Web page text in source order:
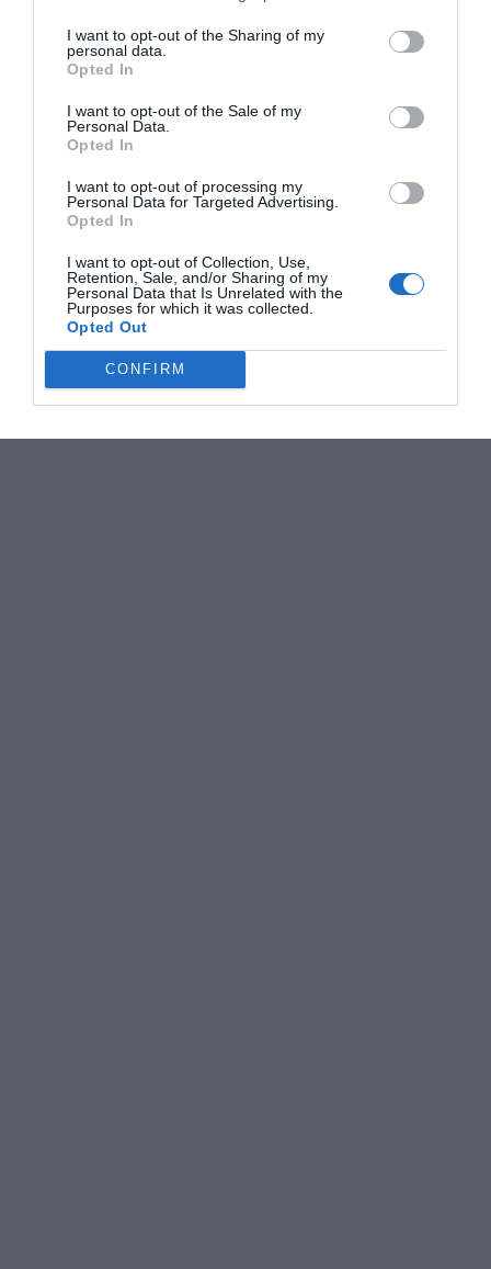
I want to opt-out of the Sharing of my
personal data.
Opted In
I want to opt-out of the Sale of my
Personal Data.
Opted In
I want to opt-out of processing my
Personal Data for Targeted Advertising.
Opted In
I want to opt-out of Collection, Use,
Retention, Sale, and/or Sharing of my
Personal Data that Is Unrelated with the
Purposes for which it was collected.
Opted Out
CONFIRM